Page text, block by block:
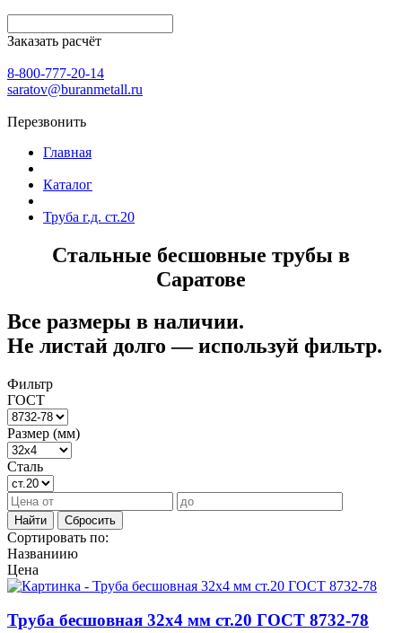
Заказать расчёт
8-800-777-20-14
saratov@buranmetall.ru
Перезвонить
Главная
Каталог
Труба г.д. ст.20
Стальные бесшовные трубы в
Саратове
Все размеры в наличии.
Не листай долго — используй фильтр.
Фильтр
ГОСТ
Размер (мм)
Сталь
Найти Сбросить
Сортировать по:
Названиию
Цена
Труба бесшовная 32x4 мм ст.20 ГОСТ 8732-78